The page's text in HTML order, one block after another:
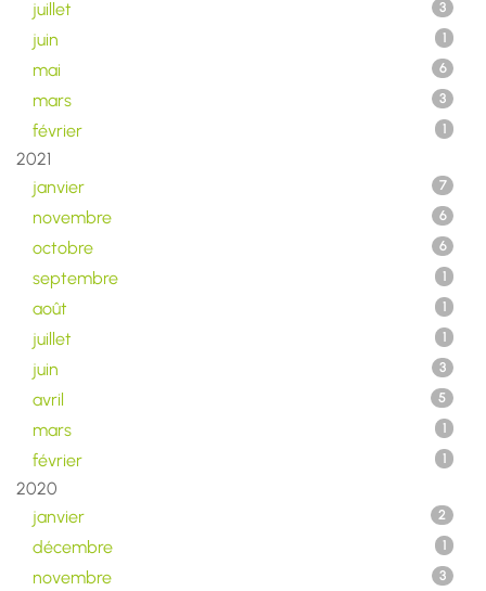
juillet 3
juin 1
mai 6
mars 3
février 1
2021
janvier
7
novembre 6
octobre 6
septembre 1
août 1
juillet 1
juin 3
avril 5
mars 1
février 1
2020
janvier
2
décembre 1
novembre 3